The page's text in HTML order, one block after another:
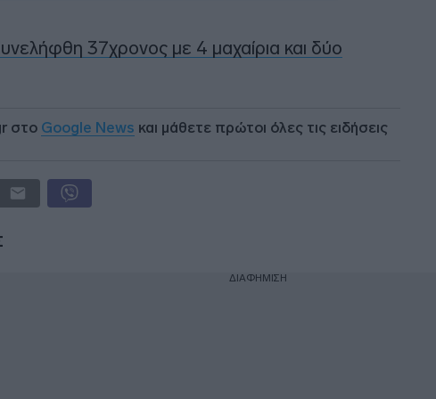
37χρονος με 4 μαχαίρια και δύο
στο Google News και μάθετε πρώτοι όλες τις ειδήσεις
ΔΙΑΦΗΜΙΣΗ